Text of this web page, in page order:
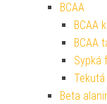
BCAA
BCAA
BCAA
Sypká
Beta